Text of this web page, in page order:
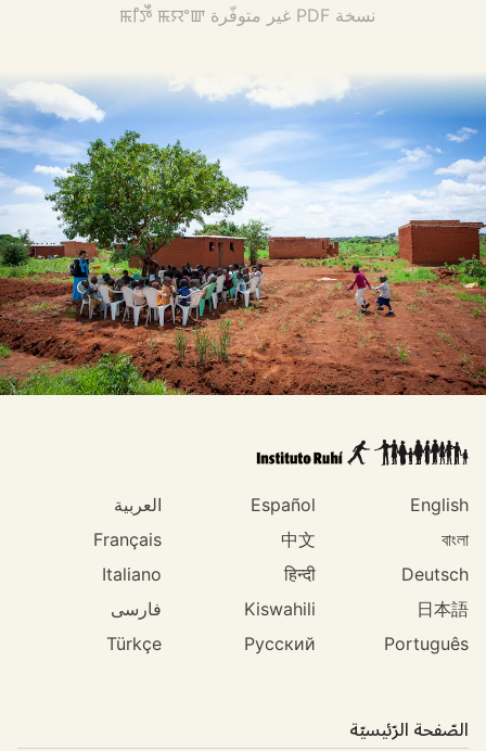
نسخة PDF غير متوفّرة ꯃꯤꯇꯩ ꯃꯌꯦꯛ
English
Español
العربية
বাংলা
中文
Français
Deutsch
हिन्दी
Italiano
日本語
Kiswahili
فارسی
Português
Русский
Türkçe
الصّفحة الرّئيسيّة